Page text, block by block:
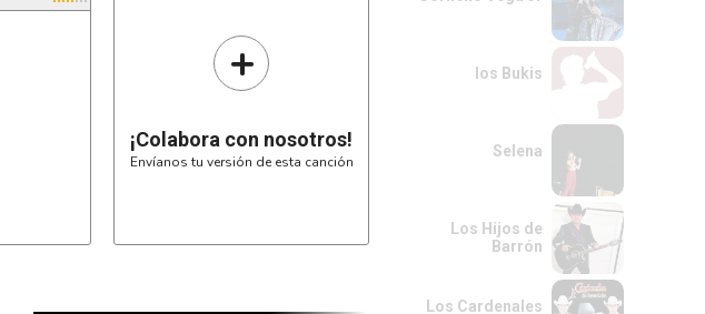
+
¡Colabora con nosotros!
Envíanos tu versión de esta canción
los Bukis
Selena
Los Hijos de
Barrón
Los Cardenales